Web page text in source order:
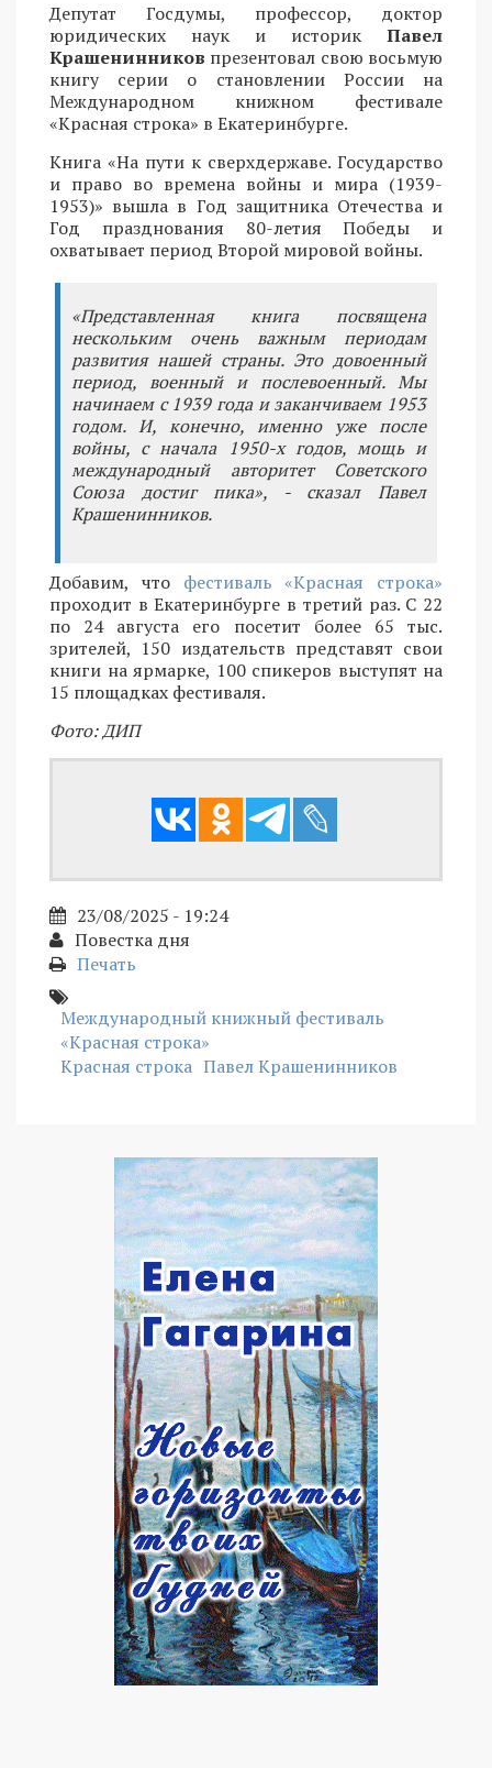
Депутат Госдумы, профессор, доктор
юридических наук и историк Павел
Крашенинников презентовал свою восьмую
книгу серии о становлении России на
Международном книжном фестивале
«Красная строка» в Екатеринбурге.
Книга «На пути к сверхдержаве. Государство
и право во времена войны и мира (1939-
1953)» вышла в Год защитника Отечества и
Год празднования 80-летия Победы и
охватывает период Второй мировой войны.
«Представленная книга посвящена
нескольким очень важным периодам
развития нашей страны. Это довоенный
период, военный и послевоенный. Мы
начинаем с 1939 года и заканчиваем 1953
годом. И, конечно, именно уже после
войны, с начала 1950-х годов, мощь и
международный авторитет Советского
Союза достиг пика», - сказал Павел
Крашенинников.
Добавим, что фестиваль «Красная строка»
проходит в Екатеринбурге в третий раз. С 22
по 24 августа его посетит более 65 тыс.
зрителей, 150 издательств представят свои
книги на ярмарке, 100 спикеров выступят на
15 площадках фестиваля.
Фото: ДИП
23/08/2025 - 19:24
Повестка дня
Печать
Международный книжный фестиваль
«Красная строка»
Красная строка Павел Крашенинников